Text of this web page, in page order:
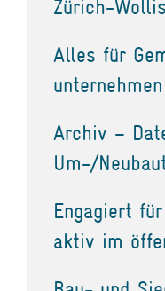
Zürich-
Alles für
unternehmen
Archiv –
Um-/
Engagiert
aktiv im